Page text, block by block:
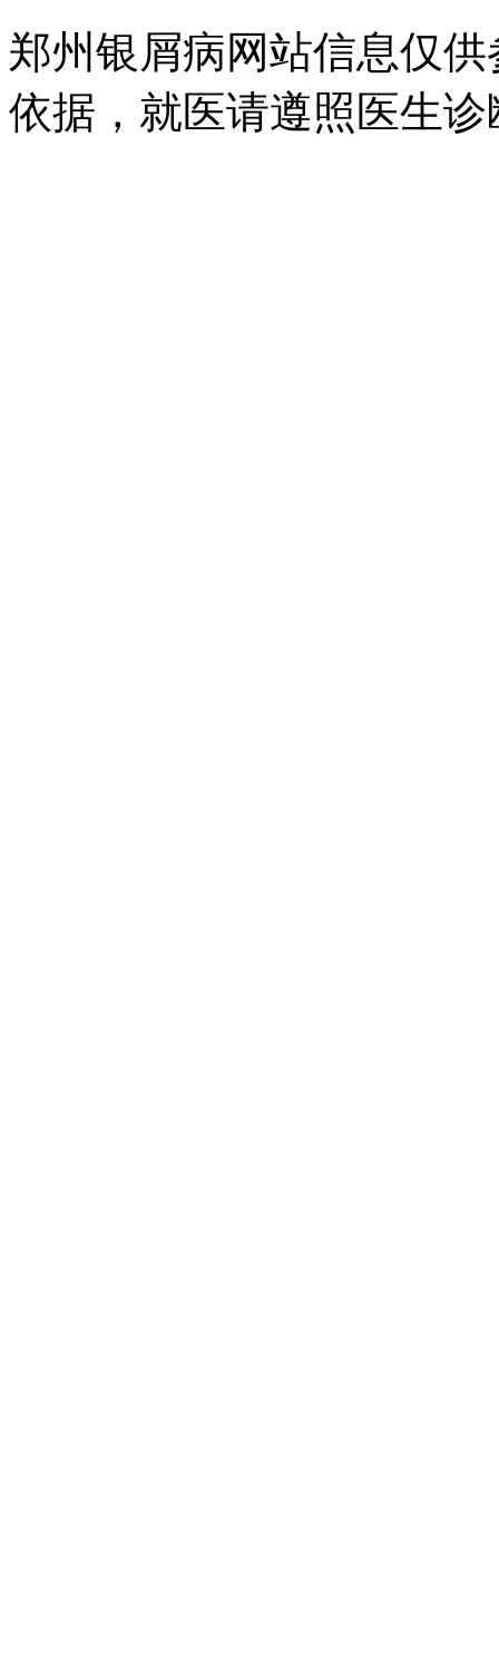
郑州银屑病网站信息仅
依据，就医请遵照医生诊